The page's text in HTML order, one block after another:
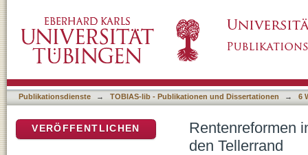
Publikationsdienste → TOBIAS-lib - Publikationen und Dissertationen → 6
Rentenreformen
den Tellerrand
VERÖFFENTLICHEN